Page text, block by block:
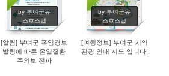
by 부여군유
스호스텔
2951
[알림] 부여군 폭염경보
발령에 따른 온열질환
주의보 전파
by 부여군유
스호스텔
5238
[여행정보] 부여군 지역
관광 안내 지도 입니다.